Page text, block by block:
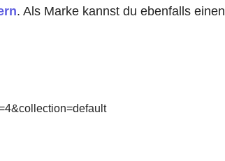
. Als Marke kannst du ebenfalls einen